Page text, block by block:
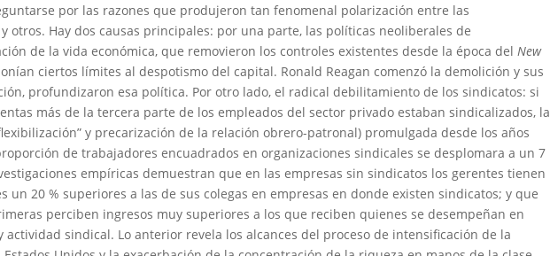
por las razones que produjeron tan fenomenal polarización entre las
otros. Hay dos causas principales: por una parte, las políticas neoliberales de
de la vida económica, que removieron los controles existentes desde la época delNew
ciertos límites al despotismo del capital. Ronald Reagan comenzó la demolición y sus
profundizaron esa política. Por otro lado, el radical debilitamiento de los sindicatos: si
más de la tercera parte de los empleados del sector privado estaban sindicalizados, la
y precarización de la relación obrero-patronal) promulgada desde los años
de trabajadores encuadrados en organizaciones sindicales se desplomara a un 7
empíricas demuestran que en las empresas sin sindicatos los gerentes tienen
un 20 % superiores a las de sus colegas en empresas en donde existen sindicatos; y que
perciben ingresos muy superiores a los que reciben quienes se desempeñan en
actividad sindical. Lo anterior revela los alcances del proceso de intensificación de la